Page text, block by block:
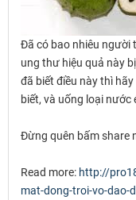
Đã có bao nhiêu người
ung thư hiệu quả này
đã biết điều này thì
biết, và uống loại nước
Đừng quên bấm share
Read more: http://
mat-dong-troi-vo-dao-